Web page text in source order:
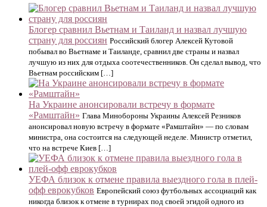
Блогер сравнил Вьетнам и Таиланд и назвал лучшую
страну для россиян Российский блогер Алексей Кутовой
побывал во Вьетнаме и Таиланде, сравнил две страны и назвал
лучшую из них для отдыха соотечественников. Он сделал вывод, что
Вьетнам российским […]
На Украине анонсировали встречу в формате
«Рамштайн» Глава Минобороны Украины Алексей Резников
анонсировал новую встречу в формате «Рамштайн» — по словам
министра, она состоится на следующей неделе. Министр отметил,
что на встрече Киев […]
УЕФА близок к отмене правила выездного гола в плей-
офф еврокубков Европейский союз футбольных ассоциаций как
никогда близок к отмене в турнирах под своей эгидой одного из